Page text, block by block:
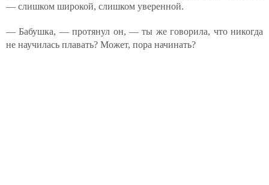
— слишком широкой, слишком уверенной.
— Бабушка, — протянул он, — ты же говорила, что никогда
не научилась плавать? Может, пора начинать?